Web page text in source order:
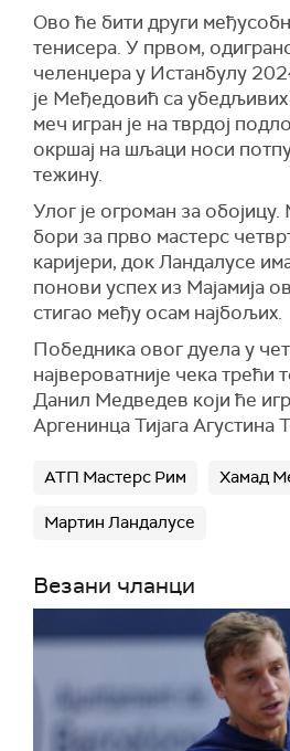
Ово ће бити други
тенисера. У првом,
челенџера у Истанбулу
је Међедовић са убедљивих
меч игран је на тврдој
окршај на шљаци носи
тежину.
Улог је огроман за
бори за прво мастерс
каријери, док Ландалусе
понови успех из Мајамија
стигао међу осам најбољих.
Победника овог дуела у
највероватније чека трећи
Данил Медведев који ће
Аргенинца Тијага Агустина
АТП Мастерс Рим Хамад
Мартин Ландалусе
Везани чланци